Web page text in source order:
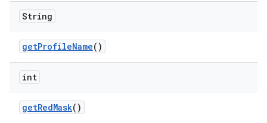
String
getProfileName()
int
getRedMask()